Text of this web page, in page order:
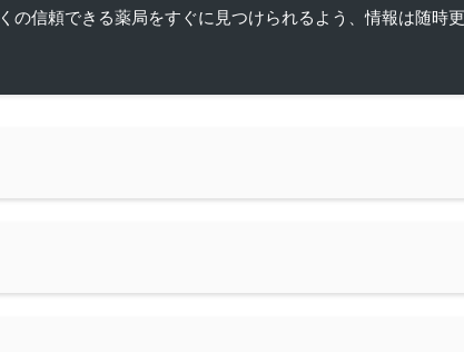
の信頼できる薬局をすぐに見つけられるよう、情報は随時